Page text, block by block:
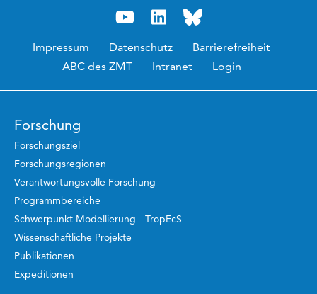
Impressum Datenschutz
Barrierefreiheit
ABC des ZMT
Intranet Login
Forschung
Forschungsziel
Forschungsregionen
Verantwortungsvolle Forschung
Programmbereiche
Schwerpunkt Modellierung - TropEcS
Wissenschaftliche Projekte
Publikationen
Expeditionen